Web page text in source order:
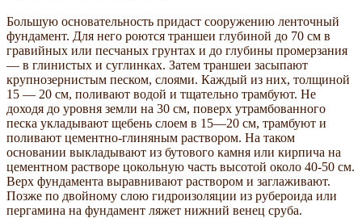
Большую основательность придаст сооружению ленточный
фундамент. Для него роются траншеи глубиной до 70 см в
гравийных или песчаных грунтах и до глубины промерзания
— в глинистых и суглинках. Затем траншеи засыпают
крупнозернистым песком, слоями. Каждый из них, толщиной
15 — 20 см, поливают водой и тщательно трамбуют. Не
доходя до уровня земли на 30 см, поверх утрамбованного
песка укладывают щебень слоем в 15—20 см, трамбуют и
поливают цементно-глиняным раствором. На таком
основании выкладывают из бутового камня или кирпича на
цементном растворе цокольную часть высотой около 40-50 см.
Верх фундамента выравнивают раствором и заглаживают.
Позже по двойному слою гидроизоляции из рубероида или
пергамина на фундамент ляжет нижний венец сруба.